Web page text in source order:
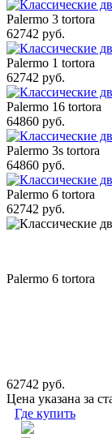
Palermo 3 tortora
62742 руб.
Palermo 1 tortora
62742 руб.
Palermo 16 tortora
64860 руб.
Palermo 3s tortora
64860 руб.
Palermo 6 tortora
62742 руб.
Palermo 6 tortora
62742 руб.
Цена указана за
Где купить